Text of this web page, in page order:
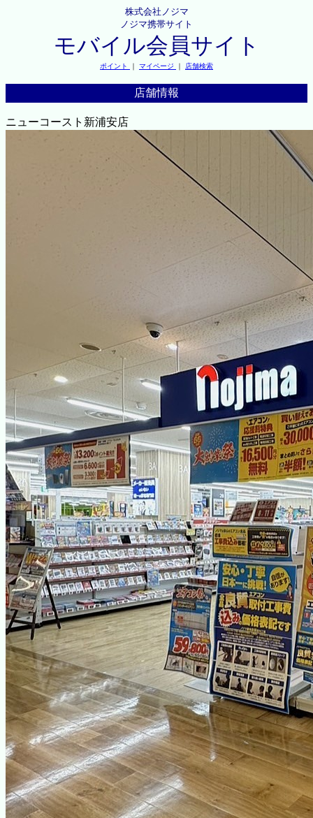
株式会社ノジマ
ノジマ携帯サイト
モバイル会員サイト
ポイント ｜ マイページ ｜ 店舗検索
店舗情報
ニューコースト新浦安店